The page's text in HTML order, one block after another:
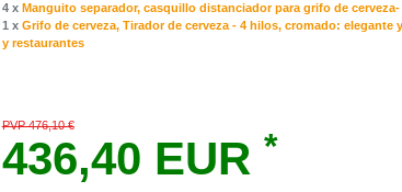
4 x Manguito separador, casquillo distanciador para grifo de
1 x Grifo de cerveza, Tirador de cerveza - 4 hilos, cromado: elegante
y restaurantes
PVP 476,10 €
436,40 EUR *